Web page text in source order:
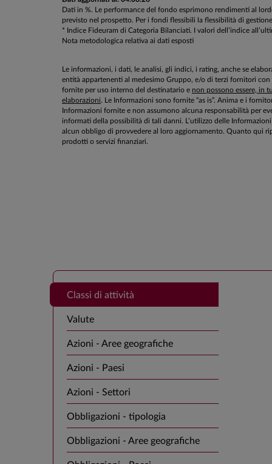
Dati in %. Le performance del fondo esprimono rendimenti al
previsto nel prospetto. Per i fondi flessibili la flessibilità di
* Indice Fideuram di Categoria Bilanciati. I valori dell’indice
Nota metodologica relativa ai dati esposti
Le informazioni, i dati, le analisi, gli indici, i rating, anche se
entità appartenenti al medesimo Gruppo, e/o di terzi fornitori
fornite per uso interno del destinatario e non possono essere, in
elaborazioni. Le Informazioni sono fornite “as is”. Anima e i
Informazioni fornite e non assumono alcuna responsabilità per
informati della possibilità di tali danni. L’utilizzo delle
alcun obbligo di provvedere al loro aggiornamento. Quanto qui
prodotti o servizi finanziari.
Classi di attività
Valute
Azioni - Aree geografiche
Azioni - Paesi
Azioni - Settori
Obbligazioni - tipologia
Obbligazioni - Aree geografiche